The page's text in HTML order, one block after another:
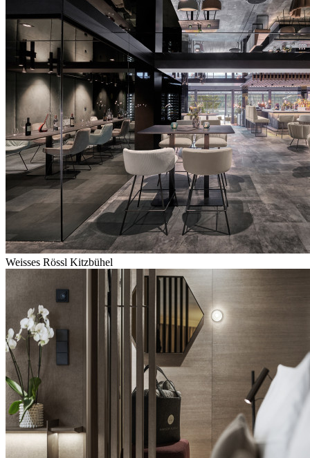
Weisses Rössl Kitzbühel